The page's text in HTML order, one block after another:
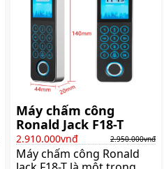
Máy chấm công
Ronald Jack F18-T
2.910.000vnđ 2.950.000vnđ
Máy chấm công Ronald